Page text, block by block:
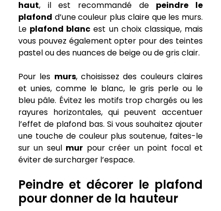
haut, il est recommandé de peindre le
plafond d’une couleur plus claire que les murs.
Le plafond blanc est un choix classique, mais
vous pouvez également opter pour des teintes
pastel ou des nuances de beige ou de gris clair.
Pour les murs, choisissez des couleurs claires
et unies, comme le blanc, le gris perle ou le
bleu pâle. Évitez les motifs trop chargés ou les
rayures horizontales, qui peuvent accentuer
l’effet de plafond bas. Si vous souhaitez ajouter
une touche de couleur plus soutenue, faites-le
sur un seul mur pour créer un point focal et
éviter de surcharger l’espace.
Peindre et décorer le plafond
pour donner de la hauteur